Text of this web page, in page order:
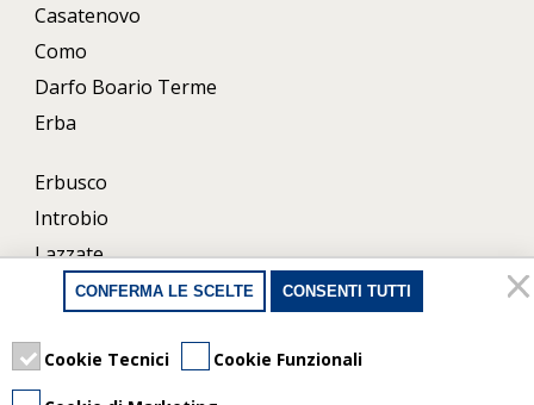
Casatenovo
Como
Darfo Boario Terme
Erba
Erbusco
Introbio
Lazzate
Lecco
Porlezza
Uboldo
CONFERMA LE SCELTE CONSENTI TUTTI
Cookie Tecnici Cookie Funzionali